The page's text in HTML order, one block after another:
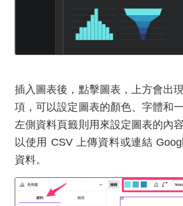
插入圖表後，點擊圖表，上方會出
項，可以設定圖表的顏色、字體和
左側資料頁籤則用來設定圖表的內
以使用 CSV 上傳資料或連結
資料。